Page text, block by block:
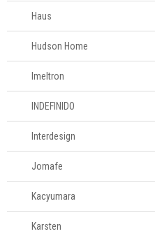
Tesouras de
alimentos
Acessórios para
organizar
Acessórios para
servir
Churrasco
Haus
Hudson Home
Imeltron
INDEFINIDO
Interdesign
Jomafe
Kacyumara
Karsten